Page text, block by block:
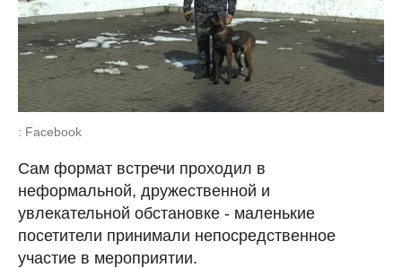
: Facebook
Сам формат встречи проходил в
неформальной, дружественной и
увлекательной обстановке - маленькие
посетители принимали непосредственное
участие в мероприятии.